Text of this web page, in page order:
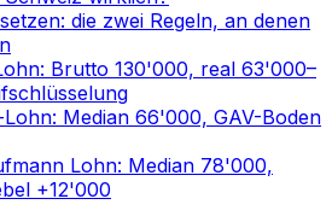
die zwei Regeln, an denen
Brutto 130'000, real 63'000–
Median 66'000, GAV-Boden
Lohn: Median 78'000,
+12'000